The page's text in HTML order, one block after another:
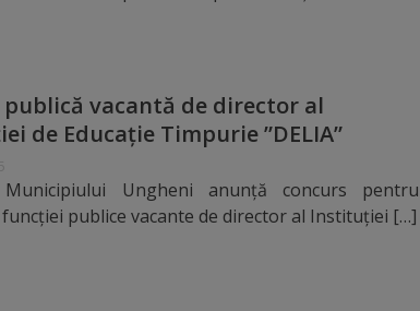
publică vacantă de director al
de Educație Timpurie ”DELIA”
Municipiului Ungheni anunță concurs pentru
publice vacante de director al Instituției […]